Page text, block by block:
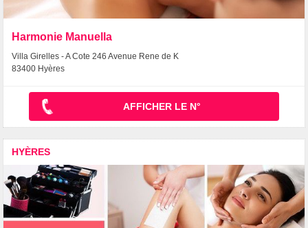
Harmonie Manuella
Villa Girelles - A Cote 246 Avenue Rene de K
83400 Hyères
AFFICHER LE N°
HYÈRES